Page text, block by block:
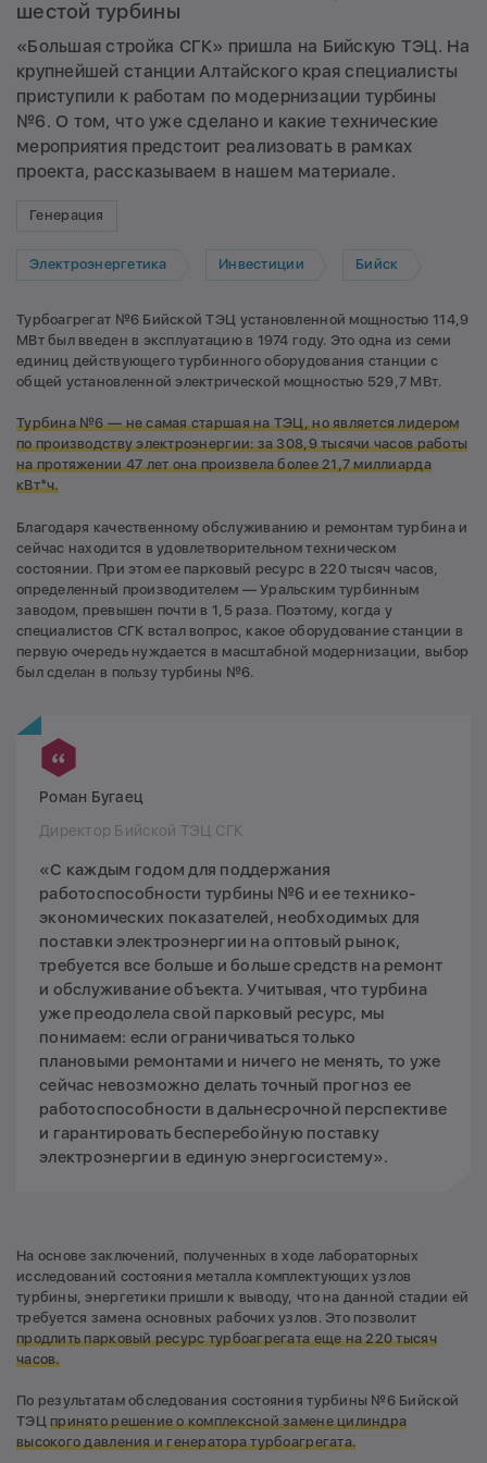
шестой турбины
«Большая стройка СГК» пришла на Бийскую ТЭЦ. На
крупнейшей станции Алтайского края специалисты
приступили к работам по модернизации турбины
№6. О том, что уже сделано и какие технические
мероприятия предстоит реализовать в рамках
проекта, рассказываем в нашем материале.
Генерация
Электроэнергетика Инвестиции Бийск
Турбоагрегат №6 Бийской ТЭЦ установленной мощностью 114,9
МВт был введен в эксплуатацию в 1974 году. Это одна из семи
единиц действующего турбинного оборудования станции с
общей установленной электрической мощностью 529,7 МВт.
Турбина №6 — не самая старшая на ТЭЦ, но является лидером
по производству электроэнергии: за 308,9 тысячи часов работы
на протяжении 47 лет она произвела более 21,7 миллиарда
кВт*ч.
Благодаря качественному обслуживанию и ремонтам турбина и
сейчас находится в удовлетворительном техническом
состоянии. При этом ее парковый ресурс в 220 тысяч часов,
определенный производителем — Уральским турбинным
заводом, превышен почти в 1,5 раза. Поэтому, когда у
специалистов СГК встал вопрос, какое оборудование станции в
первую очередь нуждается в масштабной модернизации, выбор
был сделан в пользу турбины №6.
Роман Бугаец
Директор Бийской ТЭЦ СГК
«С каждым годом для поддержания
работоспособности турбины №6 и ее технико-
экономических показателей, необходимых для
поставки электроэнергии на оптовый рынок,
требуется все больше и больше средств на ремонт
и обслуживание объекта. Учитывая, что турбина
уже преодолела свой парковый ресурс, мы
понимаем: если ограничиваться только
плановыми ремонтами и ничего не менять, то уже
сейчас невозможно делать точный прогноз ее
работоспособности в дальнесрочной перспективе
и гарантировать бесперебойную поставку
электроэнергии в единую энергосистему».
На основе заключений, полученных в ходе лабораторных
исследований состояния металла комплектующих узлов
турбины, энергетики пришли к выводу, что на данной стадии ей
требуется замена основных рабочих узлов. Это позволит
продлить парковый ресурс турбоагрегата еще на 220 тысяч
часов.
По результатам обследования состояния турбины №6 Бийской
ТЭЦпринято решение о комплексной замене цилиндра
высокого давления и генератора турбоагрегата.